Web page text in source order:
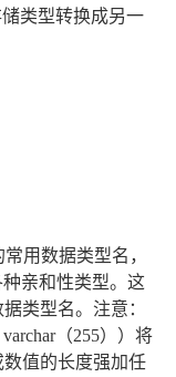
类型转换成另一
用数据类型名，
亲和性类型。这
类型名。注意：
（255））将
数值的长度强加任